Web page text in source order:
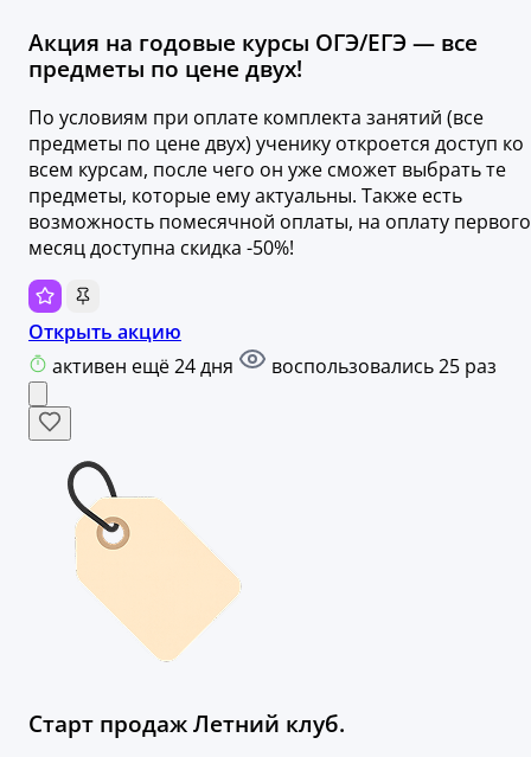
Акция на годовые курсы ОГЭ/ЕГЭ — все
предметы по цене двух!
По условиям при оплате комплекта занятий (все
предметы по цене двух) ученику откроется доступ ко
всем курсам, после чего он уже сможет выбрать те
предметы, которые ему актуальны. Также есть
возможность помесячной оплаты, на оплату первого
месяц доступна скидка -50%!
Открыть акцию
активен ещё 24 дня
воспользовались 25 раз
Старт продаж Летний клуб.